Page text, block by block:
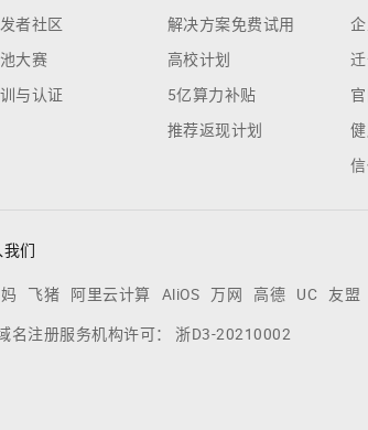
者社区
大赛
与认证
解决方案免费试用
高校计划
5亿算力补贴
推荐返现计划
们
飞猪 阿里云计算 AliOS 万网 高德 UC 友盟
名注册服务机构许可： 浙D3-20210002